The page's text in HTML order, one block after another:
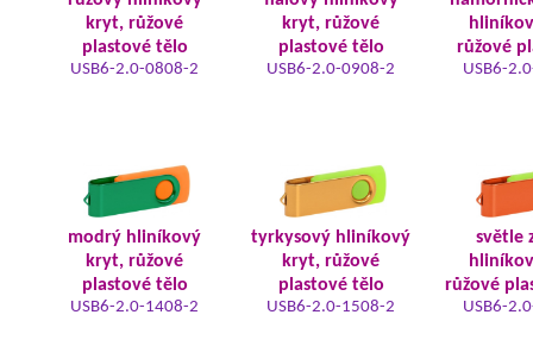
kryt, růžové
plastové tělo
USB6-2.0-0808-2
kryt, růžové
plastové tělo
USB6-2.0-0908-2
růžové
USB6-
modrý hliníkový
kryt, růžové
plastové tělo
USB6-2.0-1408-2
tyrkysový hliníkový
kryt, růžové
plastové tělo
USB6-2.0-1508-2
světle
růžové
USB6-